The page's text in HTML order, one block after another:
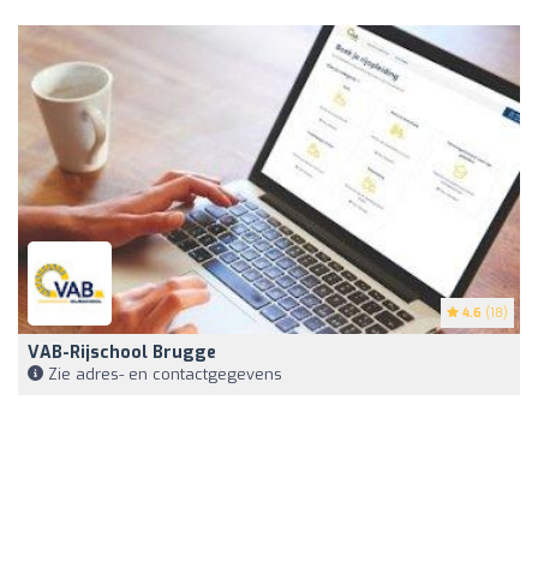
4.6 (18)
VAB-Rijschool Brugge
Zie adres- en contactgegevens